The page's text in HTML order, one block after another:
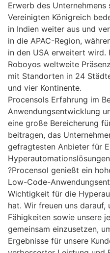
Erwerb des
Vereinigten Königreich
in Indien weiter aus und
in die APAC-Region,
in den USA erweitert
Roboyos weltweite
mit Standorten in 24
und vier Kontinente.
Procensols Erfahrung im
Anwendungsentwicklung
eine große Bereicherung
beitragen, das
gefragtesten Anbieter für
?Procensol genießt ein
Low-Code-
Wichtigkeit für die
hat. Wir freuen uns darauf,
Fähigkeiten sowie unsere
gemeinsam einzusetzen,
Ergebnisse für unsere